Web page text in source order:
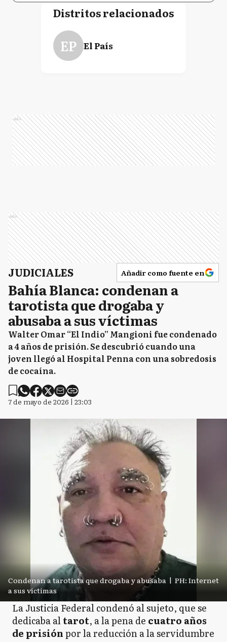
Distritos relacionados
EP El País
Ads
Ads
JUDICIALES Añadir como fuente en
Bahía Blanca: condenan a
tarotista que drogaba y
abusaba a sus víctimas
Walter Omar “El Indio” Mangioni fue condenado
a 4 años de prisión. Se descubrió cuando una
joven llegó al Hospital Penna con una sobredosis
de cocaína.
7 de mayo de 2026 | 23:03
Condenan a tarotista que drogaba y abusaba
a sus víctimas
| PH: Internet
La Justicia Federal condenó al sujeto, que se
dedicaba altarot, a la pena de cuatro años
de prisiónpor la reducción a la servidumbre